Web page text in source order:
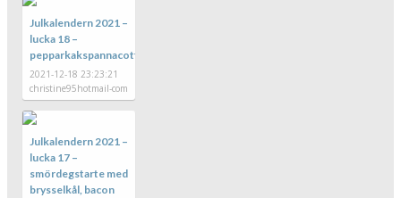
Julkalendern 2021 –
lucka 18 –
pepparkakspannacotta
2021-12-18 23:23:21
christine95hotmail-com
Julkalendern 2021 –
lucka 17 –
smördegstarte med
brysselkål, bacon